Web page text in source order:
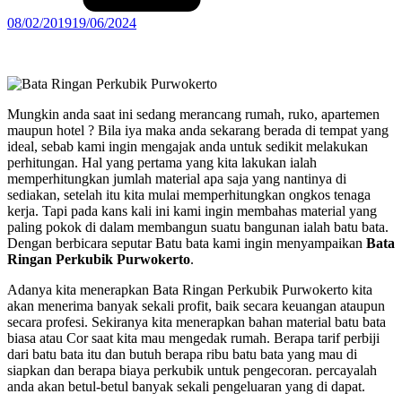
08/02/201919/06/2024
Mungkin anda saat ini sedang merancang rumah, ruko, apartemen
maupun hotel ? Bila iya maka anda sekarang berada di tempat yang
ideal, sebab kami ingin mengajak anda untuk sedikit melakukan
perhitungan. Hal yang pertama yang kita lakukan ialah
memperhitungkan jumlah material apa saja yang nantinya di
sediakan, setelah itu kita mulai memperhitungkan ongkos tenaga
kerja. Tapi pada kans kali ini kami ingin membahas material yang
paling pokok di dalam membangun suatu bangunan ialah batu bata.
Dengan berbicara seputar Batu bata kami ingin menyampaikan Bata
Ringan Perkubik Purwokerto.
Adanya kita menerapkan Bata Ringan Perkubik Purwokerto kita
akan menerima banyak sekali profit, baik secara keuangan ataupun
secara profesi. Sekiranya kita menerapkan bahan material batu bata
biasa atau Cor saat kita mau mengedak rumah. Berapa tarif perbiji
dari batu bata itu dan butuh berapa ribu batu bata yang mau di
siapkan dan berapa biaya perkubik untuk pengecoran. percayalah
anda akan betul-betul banyak sekali pengeluaran yang di dapat.